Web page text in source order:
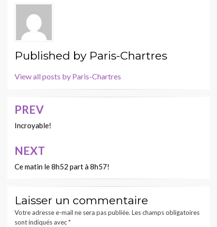
Published by Paris-Chartres
View all posts by Paris-Chartres
Navigation
de
l’article
PREV
Incroyable!
NEXT
Ce matin le 8h52 part à 8h57!
Laisser un commentaire
Votre adresse e-mail ne sera pas publiée. Les champs obligatoires
sont indiqués avec*